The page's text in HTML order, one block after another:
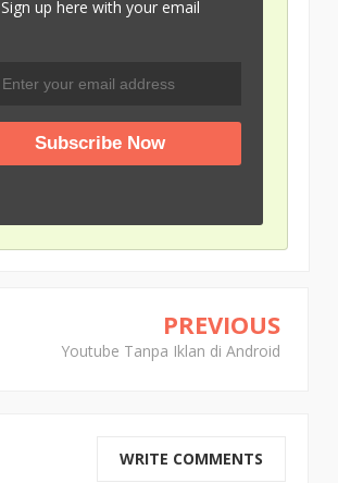
Sign up here with your email
PREVIOUS
Youtube Tanpa Iklan di Android
WRITE COMMENTS